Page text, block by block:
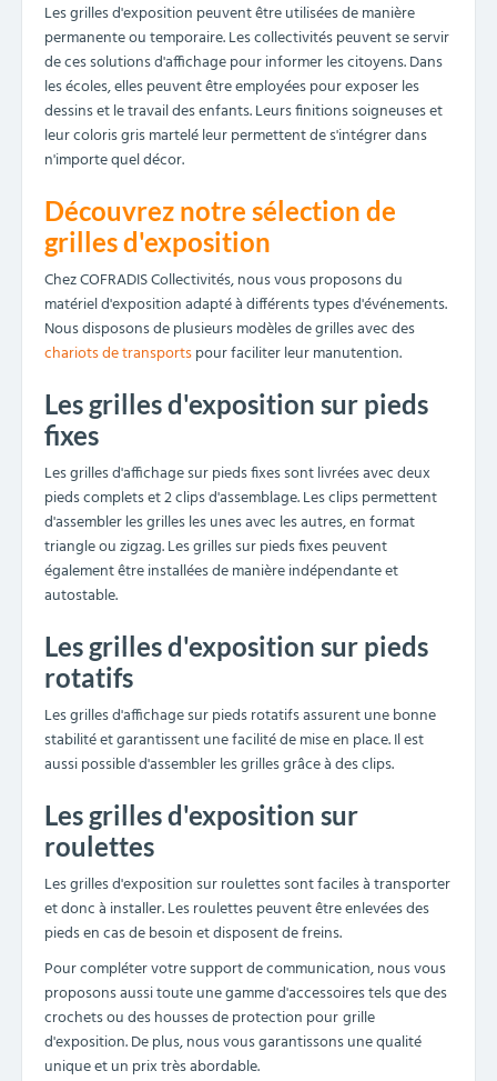
Les grilles d'exposition peuvent être utilisées de manière
permanente ou temporaire. Les collectivités peuvent se servir
de ces solutions d'affichage pour informer les citoyens. Dans
les écoles, elles peuvent être employées pour exposer les
dessins et le travail des enfants. Leurs finitions soigneuses et
leur coloris gris martelé leur permettent de s'intégrer dans
n'importe quel décor.
Découvrez notre sélection de
grilles d'exposition
Chez COFRADIS Collectivités, nous vous proposons du
matériel d'exposition adapté à différents types d'événements.
Nous disposons de plusieurs modèles de grilles avec des
chariots de transportspour faciliter leur manutention.
Les grilles d'exposition sur pieds
fixes
Les grilles d'affichage sur pieds fixes sont livrées avec deux
pieds complets et 2 clips d'assemblage. Les clips permettent
d'assembler les grilles les unes avec les autres, en format
triangle ou zigzag. Les grilles sur pieds fixes peuvent
également être installées de manière indépendante et
autostable.
Les grilles d'exposition sur pieds
rotatifs
Les grilles d'affichage sur pieds rotatifs assurent une bonne
stabilité et garantissent une facilité de mise en place. Il est
aussi possible d'assembler les grilles grâce à des clips.
Les grilles d'exposition sur
roulettes
Les grilles d'exposition sur roulettes sont faciles à transporter
et donc à installer. Les roulettes peuvent être enlevées des
pieds en cas de besoin et disposent de freins.
Pour compléter votre support de communication, nous vous
proposons aussi toute une gamme d'accessoires tels que des
crochets ou des housses de protection pourgrille
d'exposition. De plus, nous vous garantissons une qualité
unique et un prix très abordable.